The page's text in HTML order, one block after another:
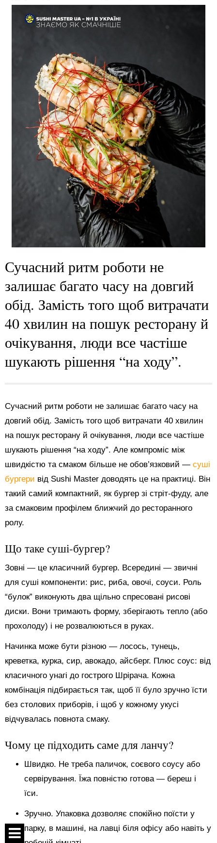
Сучасний ритм роботи не
залишає багато часу на довгий
обід. Замість того щоб витрачати
40 хвилин на пошук ресторану й
очікування, люди все частіше
шукають рішення “на ходу”.
Сучасний ритм роботи не залишає багато часу на
довгий обід. Замість того щоб витрачати 40 хвилин
на пошук ресторану й очікування, люди все частіше
шукають рішення “на ходу”. Але компроміс між
швидкістю та смаком більше не обов’язковий — суші
бургери від Sushi Master доводять це на практиці. Він
такий самий компактний, як бургер зі стріт-фуду, але
за смаковим профілем ближчий до ресторанного
ролу.
Що таке суші-бургер?
Зовні — це класичний бургер. Всередині — звичні
для суші компоненти: рис, риба, овочі, соуси. Роль
“булок” виконують два щільно спресовані рисові
диски. Вони тримають форму, зберігають тепло (або
прохолоду) і не розвалюються в руках.
Начинка може бути різною — лосось, тунець,
креветка, курка, сир, авокадо, айсберг. Плюс соус: від
класичного унагі до гострого Шрірача. Кожна
комбінація підбирається так, щоб її було зручно їсти
без столових приборів, і щоб у кожному укусі
відчувалась повнота смаку.
Чому це підходить саме для ланчу?
Швидко. Не треба паличок, соєвого соусу або
сервірування. Їжа повністю готова — береш і
їси.
Зручно. Упаковка дозволяє спокійно поїсти у
парку, в машині, на лавці біля офісу або навіть у